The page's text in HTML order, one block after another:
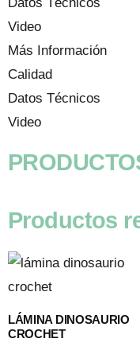
Video
Más Información
Calidad
Datos Técnicos
Video
Productos
LÁMINA DINOSAURIO
CROCHET